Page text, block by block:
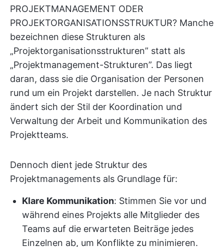
PROJEKTMANAGEMENT ODER
PROJEKTORGANISATIONSSTRUKTUR? Manche
bezeichnen diese Strukturen als
„Projektorganisationsstrukturen” statt als
„Projektmanagement-Strukturen”. Das liegt
daran, dass sie die Organisation der Personen
rund um ein Projekt darstellen. Je nach Struktur
ändert sich der Stil der Koordination und
Verwaltung der Arbeit und Kommunikation des
Projektteams.
Dennoch dient jede Struktur des
Projektmanagements als Grundlage für:
Klare Kommunikation: Stimmen Sie vor und
während eines Projekts alle Mitglieder des
Teams auf die erwarteten Beiträge jedes
Einzelnen ab, um Konflikte zu minimieren.